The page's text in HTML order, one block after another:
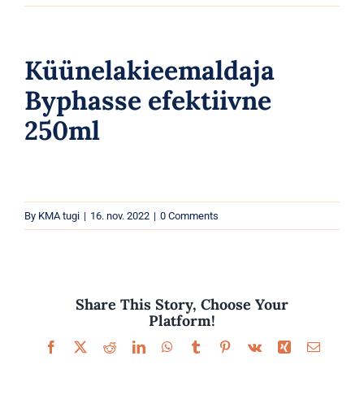
Meik
Tarvikud
Kaubamärgid
Küünelakieemaldaja
Byphasse efektiivne
250ml
By KMA tugi | 16. nov. 2022 | 0 Comments
Share This Story, Choose Your
Platform!
Facebook
X RedditLinkedInWhatsApp
TumblrPinterest
Vk Xing Email